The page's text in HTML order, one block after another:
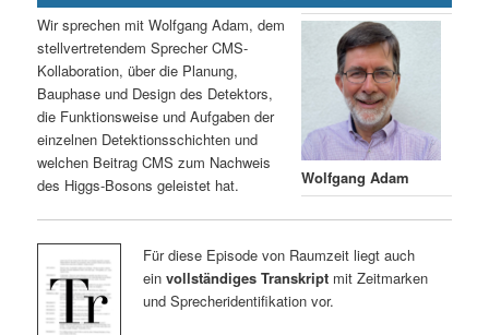
g
e
n
i
n
g
e
Wolfgang Adam
Wir sprechen mit Wolfgang Adam, dem
stellvertretendem Sprecher CMS-
Kollaboration, über die Planung,
Bauphase und Design des Detektors,
die Funktionsweise und Aufgaben der
einzelnen Detektionsschichten und
welchen Beitrag CMS zum Nachweis
des Higgs-Bosons geleistet hat.
Für diese Episode von Raumzeit liegt auch
ein vollständiges Transkriptmit Zeitmarken
und Sprecheridentifikation vor.